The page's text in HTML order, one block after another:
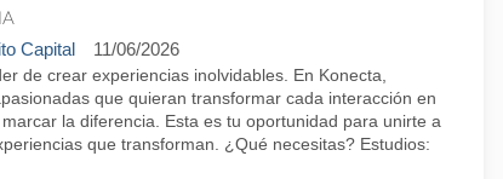
Capital 11/06/2026
de crear experiencias inolvidables. En Konecta,
que quieran transformar cada interacción en
la diferencia. Esta es tu oportunidad para unirte a
que transforman. ¿Qué necesitas? Estudios: